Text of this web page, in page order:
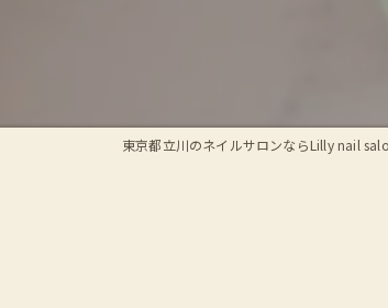
東京都立川のネイルサロンならLilly nail